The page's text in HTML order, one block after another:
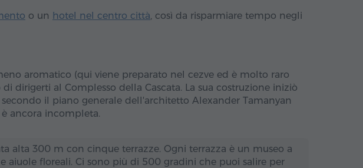
o un hotel nel centro città, così da risparmiare tempo negli
aromatico (qui viene preparato nel cezve ed è molto raro
dirigerti al Complesso della Cascata. La sua costruzione iniziò
il piano generale dell'architetto Alexander Tamanyan
ancora incompleta.
alta 300 m con cinque terrazze. Ogni terrazza è un museo a
aiuole floreali. Ci sono più di 500 gradini che puoi salire per